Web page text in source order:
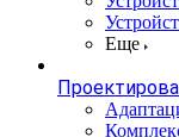
Еще